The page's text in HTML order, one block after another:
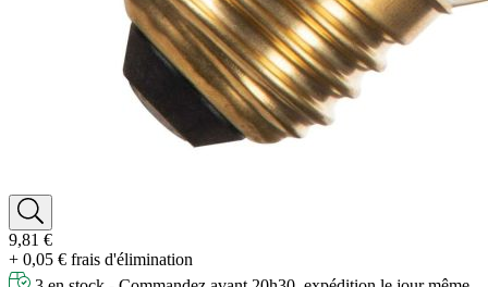
9,81 €
+ 0,05 € frais d'élimination